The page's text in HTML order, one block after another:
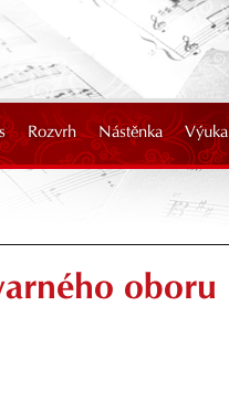
Rozvrh Nástěnka Výuka
oboru